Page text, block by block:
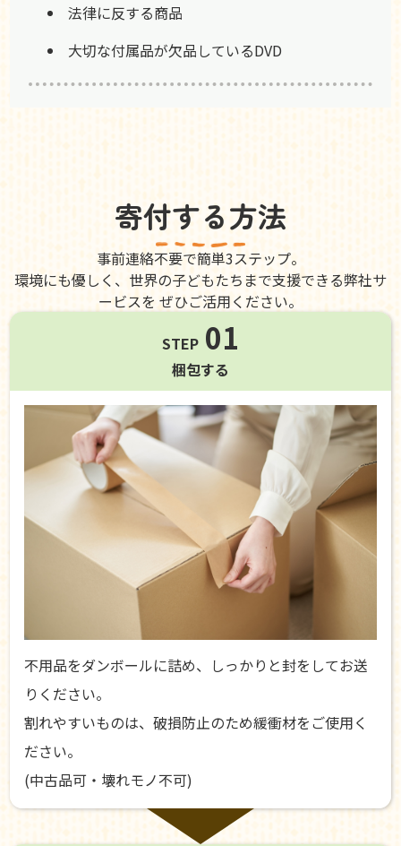
法律に反する商品
大切な付属品が欠品しているDVD
寄付する方法
事前連絡不要で簡単3ステップ。
環境にも優しく、世界の子どもたちまで支援できる弊社サ
ービスを ぜひご活用ください。
STEP 01
梱包する
不用品をダンボールに詰め、しっかりと封をしてお送
りください。
割れやすいものは、破損防止のため緩衝材をご使用く
ださい。
(中古品可・壊れモノ不可)